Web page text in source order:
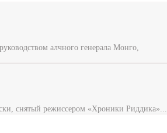
алчного генерала Монго,
снятый режиссером «Хроники Риддика»...